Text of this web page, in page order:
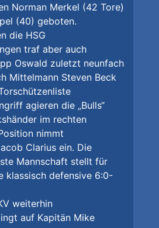
Norman Merkel (42 Tore)
(40) geboten.
die HSG
traf aber auch
Oswald zuletzt neunfach
Mittelmann Steven Beck
agieren die „Bulls“
im rechten
nimmt
Clarius ein. Die
Mannschaft stellt für
klassisch defensive 6:0-
weiterhin
auf Kapitän Mike